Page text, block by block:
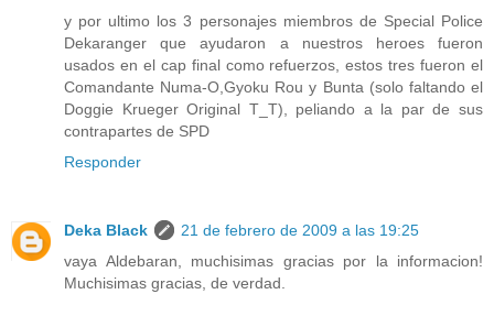
y por ultimo los 3 personajes miembros de Special Police
Dekaranger que ayudaron a nuestros heroes fueron
usados en el cap final como refuerzos, estos tres fueron el
Comandante Numa-O,Gyoku Rou y Bunta (solo faltando el
Doggie Krueger Original T_T), peliando a la par de sus
contrapartes de SPD
Responder
Deka Black
21 de febrero de 2009 a las 19:25
vaya Aldebaran, muchisimas gracias por la informacion!
Muchisimas gracias, de verdad.